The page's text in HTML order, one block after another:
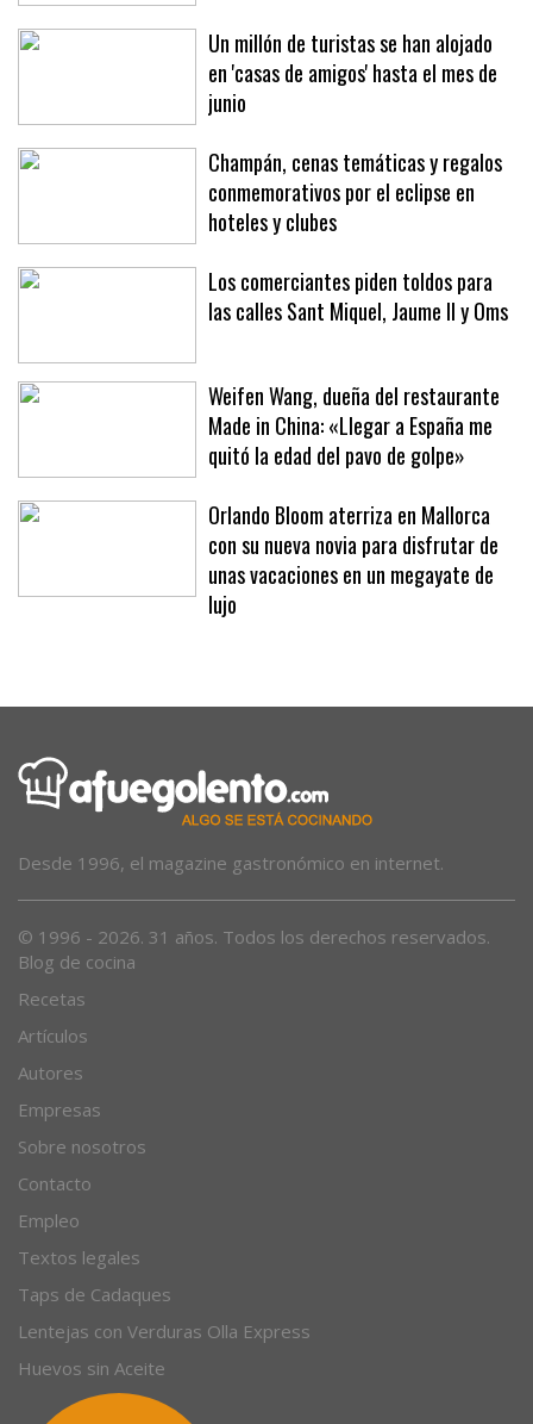
Un millón de turistas se han alojado
en 'casas de amigos' hasta el mes de
junio
Champán, cenas temáticas y regalos
conmemorativos por el eclipse en
hoteles y clubes
Los comerciantes piden toldos para
las calles Sant Miquel, Jaume II y Oms
Weifen Wang, dueña del restaurante
Made in China: «Llegar a España me
quitó la edad del pavo de golpe»
Orlando Bloom aterriza en Mallorca
con su nueva novia para disfrutar de
unas vacaciones en un megayate de
lujo
Desde 1996, el magazine gastronómico en internet.
© 1996 - 2026. 31 años. Todos los derechos reservados.
Blog de cocina
Recetas
Artículos
Autores
Empresas
Sobre nosotros
Contacto
Empleo
Textos legales
Taps de Cadaques
Lentejas con Verduras Olla Express
Huevos sin Aceite